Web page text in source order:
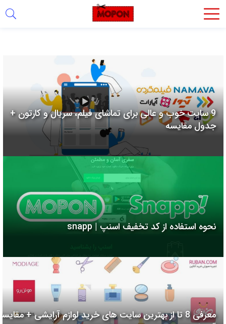
اشتراک
از
روش‌های
زیر
می‌توانید
صفحه
دوستان
خود
به
بگذارید.
لینک
9 سایت خوب و عالی برای تماشای فیلم، سریال و کارتون +
جدول مقایسه
نحوه استفاده از کد تخفیف اسنپ | snapp
معرفی 8 تا از بهترین سایت های خرید لوازم آرایشی +